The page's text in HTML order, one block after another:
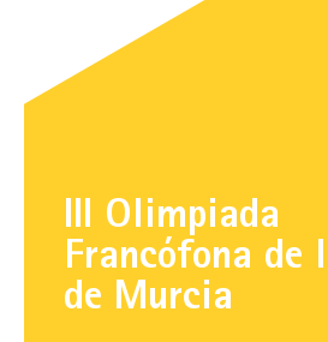
III Olimpiada
Francófona de
de Murcia